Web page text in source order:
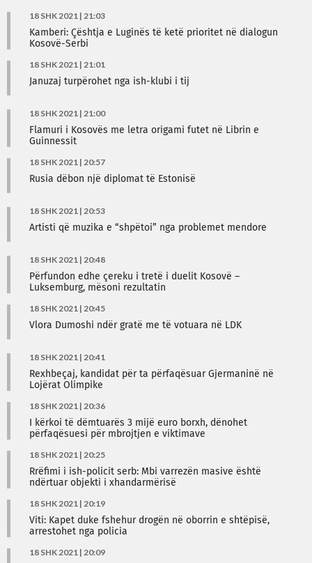
18 SHK 2021 | 21:03
Kamberi: Çështja e Luginës të ketë prioritet në dialogun
Kosovë-Serbi
18 SHK 2021 | 21:01
Januzaj turpërohet nga ish-klubi i tij
18 SHK 2021 | 21:00
Flamuri i Kosovës me letra origami futet në Librin e
Guinnessit
18 SHK 2021 | 20:57
Rusia dëbon një diplomat të Estonisë
18 SHK 2021 | 20:53
Artisti që muzika e “shpëtoi” nga problemet mendore
18 SHK 2021 | 20:48
Përfundon edhe çereku i tretë i duelit Kosovë –
Luksemburg, mësoni rezultatin
18 SHK 2021 | 20:45
Vlora Dumoshi ndër gratë me të votuara në LDK
18 SHK 2021 | 20:41
Rexhbeçaj, kandidat për ta përfaqësuar Gjermaninë në
Lojërat Olimpike
18 SHK 2021 | 20:36
I kërkoi të dëmtuarës 3 mijë euro borxh, dënohet
përfaqësuesi për mbrojtjen e viktimave
18 SHK 2021 | 20:25
Rrëfimi i ish-policit serb: Mbi varrezën masive është
ndërtuar objekti i xhandarmërisë
18 SHK 2021 | 20:19
Viti: Kapet duke fshehur drogën në oborrin e shtëpisë,
arrestohet nga policia
18 SHK 2021 | 20:09